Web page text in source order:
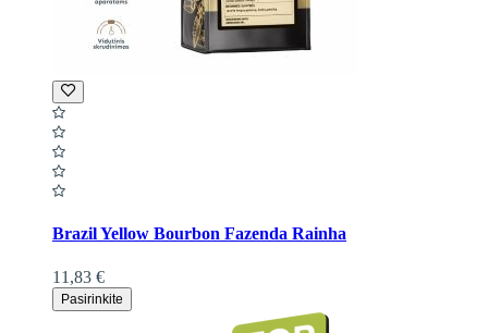
Brazil Yellow Bourbon Fazenda Rainha
11,83 €
Pasirinkite